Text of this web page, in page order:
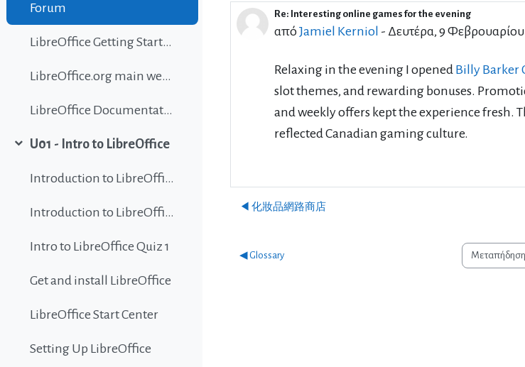
Forum
LibreOffice Getting Started Guide
LibreOffice.org main website
LibreOffice Documentation
U01 - Intro to LibreOffice
Introduction to LibreOffice
Introduction to LibreOffice
Intro to LibreOffice Quiz 1
Get and install LibreOffice
LibreOffice Start Center
Setting Up LibreOffice
Re: Interesting online games for the evening
απόJamiel Kerniol - Δευτέρα, 9 Φεβρουαρίου
Αριθμός απαντήσεων: 0
Relaxing in the evening I opened Billy Barker
slot themes, and rewarding bonuses.
and weekly offers kept the experience fresh.
reflected Canadian gaming culture.
◀︎ 化妝品網路商店
◀︎ Glossary Μεταπήδηση σε...